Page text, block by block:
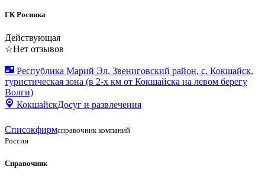
ГК Росинка
Действующая
☆Нет отзывов
Республика Марий Эл, Звениговский район, с. Кокшайск,
туристическая зона (в 2-х км от Кокшайска на левом берегу
Волги)
КокшайскДосуг и развлечения
Списокфирмсправочник компаний
России
Справочник